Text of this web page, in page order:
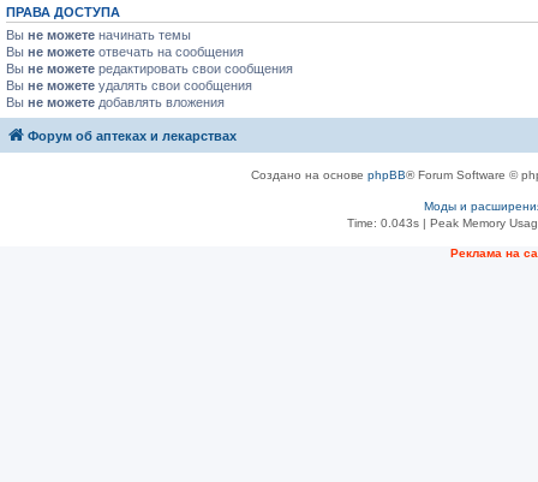
ПРАВА ДОСТУПА
Вы не можете начинать темы
Вы не можете отвечать на сообщения
Вы не можете редактировать свои сообщения
Вы не можете удалять свои сообщения
Вы не можете добавлять вложения
Форум об аптеках и лекарствах
Создано на основе phpBB® Forum Software ©
Моды и
Time: 0.043s| Peak Memory
Рeклама на